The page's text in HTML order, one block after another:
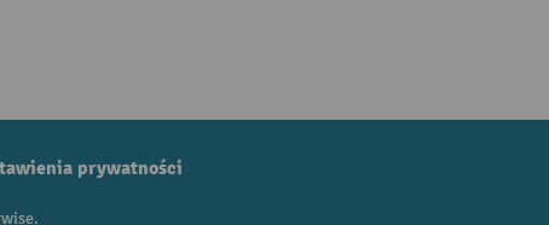
prywatności